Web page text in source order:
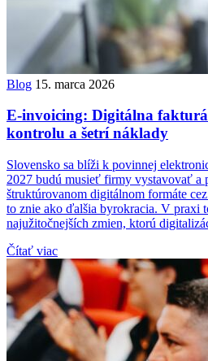
Blog 15. marca 2026
E-invoicing: Digitálna
kontrolu a šetrí náklady
Slovensko sa blíži k povinnej
2027 budú musieť firmy vystavovať
štruktúrovanom digitálnom formáte
to znie ako ďalšia byrokracia. V praxi
najužitočnejších zmien, ktorú
Čítať viac